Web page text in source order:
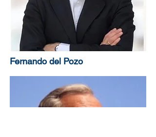
Fernando del Pozo